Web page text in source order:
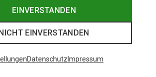
EINVERSTANDEN
EINVERSTANDEN
Datenschutz Impressum